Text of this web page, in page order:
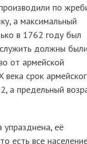
по
а максимальный
в 1762 году был
должны были
от армейской
срок
а предельный
её
есть все